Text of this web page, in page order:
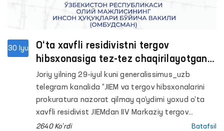
30 Iyu
O‘ta xavfli residivistni tergov
hibsxonasiga tez-tez chaqirilayotgani
haqidagi xabar Ombudsman tomonidan
o‘rganilmoqda
Joriy yilning 29-iyul kuni generalissimus_uzb
telegram kanalida “JIEM va tergov hibsxonalarini
prokuratura nazorat qilmay qo‘ydimi yoxud o‘ta
xavfli residivist JIEMdan IIV Markaziy tergov
hibsxonasiga nega tez-tez chaqirilmoqda” nomli
2640 Ko'rdi Batafsil